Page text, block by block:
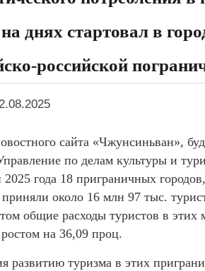
днях стартовал в
российской
сайта «Чжунсиньван»,
по делам культуры и
2025 года 18 приграничных
около 16 млн 97 тыс.
общие расходы туристов в этих
на 36,09 проц.
развитию туризма в этих